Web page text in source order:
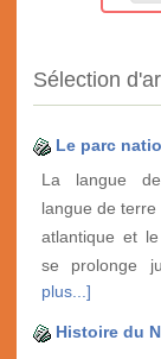
Sélection
Le parc
La langue
langue de
atlantique et
se prolonge
plus...]
Histoire du